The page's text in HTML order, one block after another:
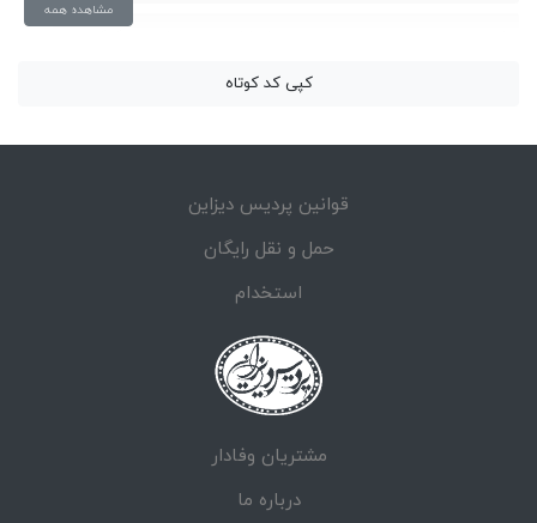
مشاهده همه
کپی کد کوتاه
قوانین پردیس دیزاین
حمل و نقل رایگان
استخدام
مشتریان وفادار
درباره ما